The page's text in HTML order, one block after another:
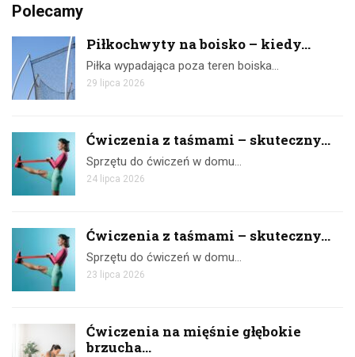
Polecamy
Piłkochwyty na boisko – kiedy...
Piłka wypadająca poza teren boiska…
29 lipca 2026
Ćwiczenia z taśmami – skuteczny...
Sprzętu do ćwiczeń w domu…
24 lipca 2026
Ćwiczenia z taśmami – skuteczny...
Sprzętu do ćwiczeń w domu…
23 lipca 2026
Ćwiczenia na mięśnie głębokie
brzucha...